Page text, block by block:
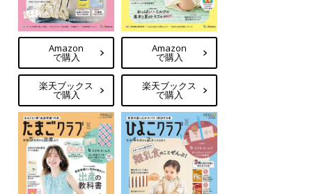
Amazon
で購入
楽天ブックス
で購入
Amazon
で購入
楽天ブックス
で購入